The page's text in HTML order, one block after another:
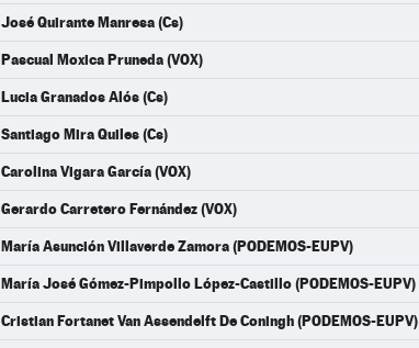
José Quirante Manresa (Cs)
Pascual Moxica Pruneda (VOX)
Lucia Granados Alós (Cs)
Santiago Mira Quiles (Cs)
Carolina Vigara García (VOX)
Gerardo Carretero Fernández (VOX)
María Asunción Villaverde Zamora (PODEMOS-EUPV)
María José Gómez-Pimpollo López-Castillo (PODEMOS-EUPV)
Cristian Fortanet Van Assendelft De Coningh (PODEMOS-EUPV)